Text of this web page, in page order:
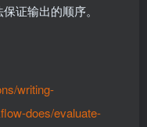
证输出的顺序。
writing-
does/evaluate-